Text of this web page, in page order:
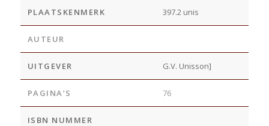
PLAATSKENMERK 397.2 unis
AUTEUR
UITGEVER G.V. Unisson]
PAGINA’S 76
ISBN NUMMER